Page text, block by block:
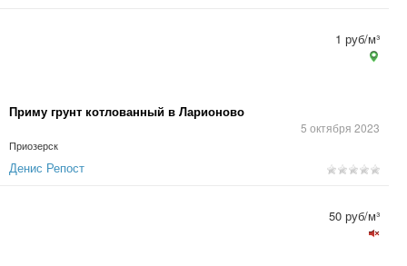
Приму грунт котлованный в Ларионово
5 октября 2023
Приозерск
1 руб/м³
Денис Репост
50 руб/м³